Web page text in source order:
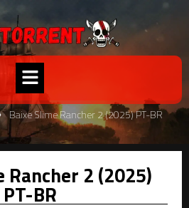
Baixe Slime Rancher 2 (2025) PT-BR
Rancher 2 (2025)
PT-BR